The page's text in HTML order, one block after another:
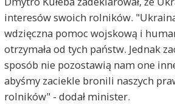
interesów swoich rolników.
wdzięczna pomoc wojskową i
otrzymała od tych państw. Jednak
sposób nie pozostawią nam one
abyśmy zaciekle bronili naszych
rolników" - dodał minister.